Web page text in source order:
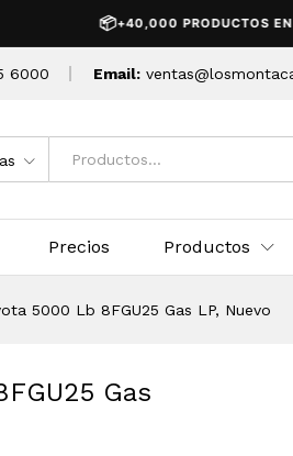
+40,000 PRODUCTOS EN STOCK
6000 Email:
Precios Productos
5000 Lb 8FGU25 Gas LP, Nuevo
Gas